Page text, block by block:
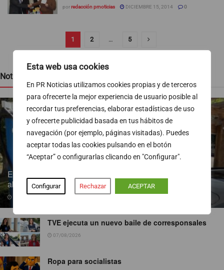
Esta web usa cookies
En PR Noticias utilizamos cookies propias y de terceros
para ofrecerte la mejor experiencia de usuario posible al
recordar tus preferencias, elaborar estadísticas de uso
y ofrecerte publicidad basada en tus hábitos de
navegación (por ejemplo, páginas visitadas). Puedes
aceptar todas las cookies pulsando en el botón
“Aceptar” o configurarlas clicando en "Configurar".
Configurar Rechazar ACEPTAR
porredacción prnoticias DICIEMBRE 15, 2014 0
1 2 … 5
Noticias recientes
Endesa pone a disposición más de 300 puntos de recarga
abiertos al público
TVE ejecuta un nuevo baile de corresponsales
07/08/2026
Ropa para socialistas